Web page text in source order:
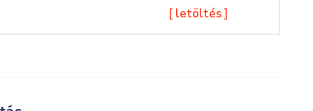
[ letöltés ]